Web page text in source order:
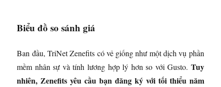
Biểu đồ so sánh giá
Ban đầu, TriNet Zenefits có vẻ giống như một dịch vụ phần
mềm nhân sự và tính lương hợp lý hơn so với Gusto. Tuy
nhiên, Zenefits yêu cầu bạn đăng ký với tối thiểu năm